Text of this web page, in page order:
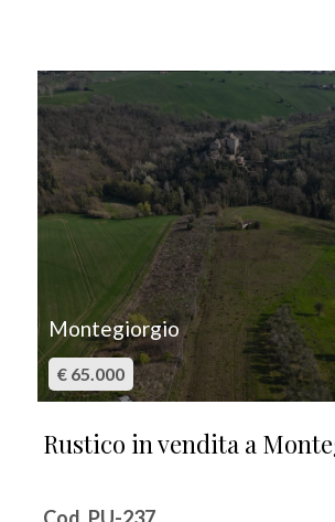
Montegiorgio
€ 65.000
Rustico in vendita a